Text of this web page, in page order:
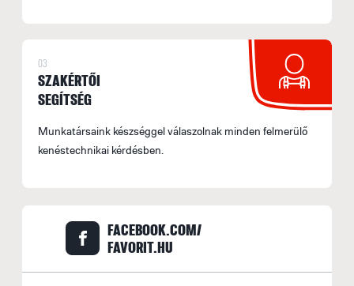
03
SZAKÉRTŐI
SEGÍTSÉG
Munkatársaink készséggel válaszolnak minden felmerülő
kenéstechnikai kérdésben.
FACEBOOK.COM/
FAVORIT.HU